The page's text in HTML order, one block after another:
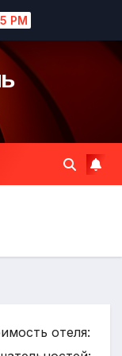
PM
отеля: